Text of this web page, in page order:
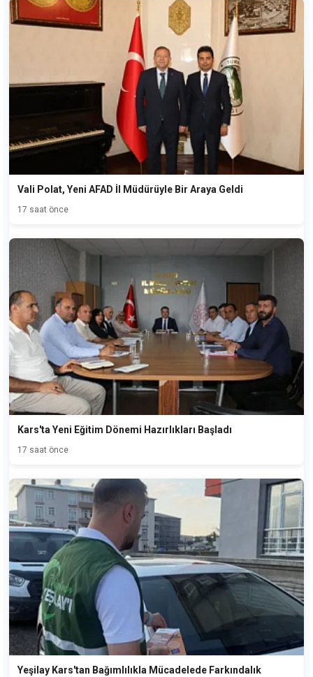
Vali Polat, Yeni AFAD İl Müdürüyle Bir Araya Geldi
17 saat önce
Kars'ta Yeni Eğitim Dönemi Hazırlıkları Başladı
17 saat önce
Yeşilay Kars'tan Bağımlılıkla Mücadelede Farkındalık